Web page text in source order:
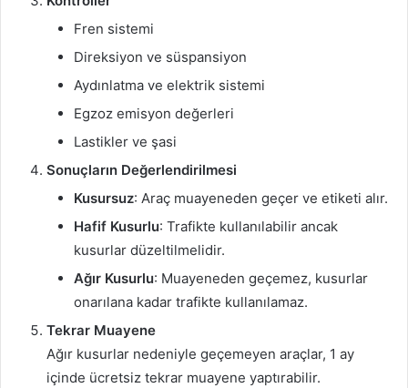
Fren sistemi
Direksiyon ve süspansiyon
Aydınlatma ve elektrik sistemi
Egzoz emisyon değerleri
Lastikler ve şasi
Sonuçların Değerlendirilmesi
Kusursuz: Araç muayeneden geçer ve etiketi alır.
Hafif Kusurlu: Trafikte kullanılabilir ancak
kusurlar düzeltilmelidir.
Ağır Kusurlu: Muayeneden geçemez, kusurlar
onarılana kadar trafikte kullanılamaz.
Tekrar Muayene
Ağır kusurlar nedeniyle geçemeyen araçlar, 1 ay
içinde ücretsiz tekrar muayene yaptırabilir.